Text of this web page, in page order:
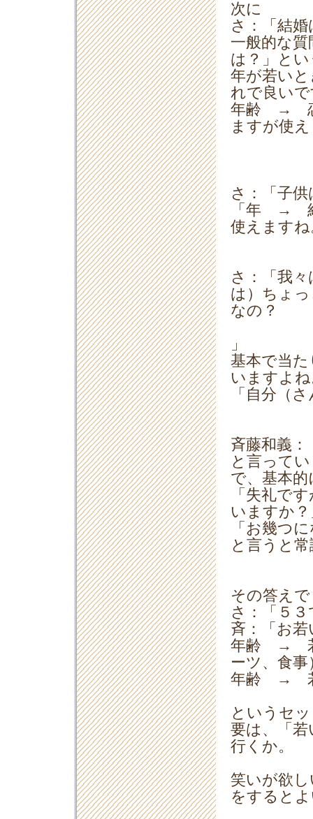
次に
さ：「結婚
一般的な
は？」と
年が若い
れで良い
年齢 → 恋
ますが使
さ：「子供
「年 →
使えますね
さ：「我
は）ちょ
なの？
」
基本で当
いますよ
「自分（
斉藤和義
と言って
で、基本
「失礼で
いますか？
「お幾つ
と言うと
その答えで
さ：「５
斉：「お
年齢 → 若
ーツ、食事
年齢 →
というセ
要は、「
行くか。
笑いが欲
をすると